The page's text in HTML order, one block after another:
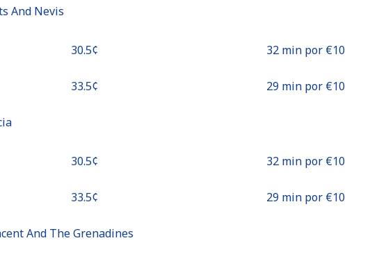
And Nevis
⁦30.5¢⁩ 32 min por ⁦€10⁩
⁦33.5¢⁩ 29 min por ⁦€10⁩
⁦30.5¢⁩ 32 min por ⁦€10⁩
⁦33.5¢⁩ 29 min por ⁦€10⁩
And The Grenadines